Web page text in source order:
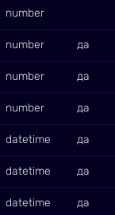
number
number да
number да
number да
datetime да
datetime да
datetime да